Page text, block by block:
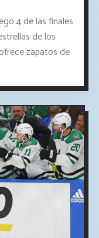
4 de las finales
de los
zapatos de